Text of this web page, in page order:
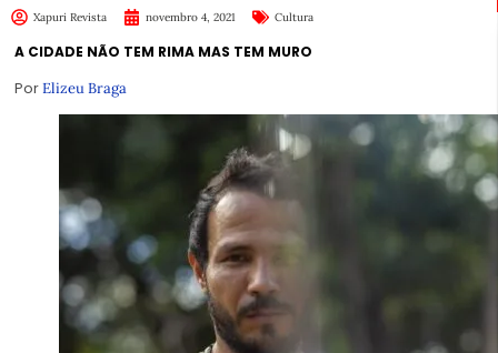
Xapuri Revista novembro 4, 2021 Cultura
A CIDADE NÃO TEM RIMA MAS TEM MURO
PorElizeu Braga